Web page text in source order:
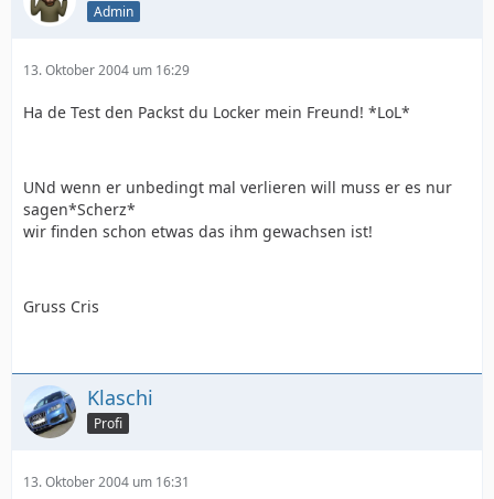
Admin
13. Oktober 2004 um 16:29
Ha de Test den Packst du Locker mein Freund! *LoL*
UNd wenn er unbedingt mal verlieren will muss er es nur
sagen*Scherz*
wir finden schon etwas das ihm gewachsen ist!
Gruss Cris
Klaschi
Profi
13. Oktober 2004 um 16:31